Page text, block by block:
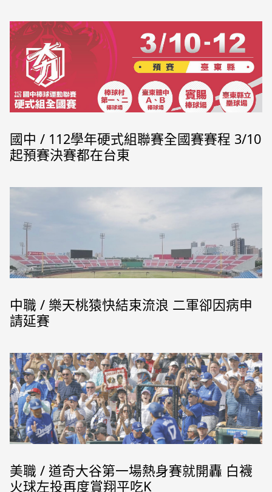
日職12球團春訓地圖 (スポニチ)
國中 / 112學年硬式組聯賽全國賽賽程 3/10
起預賽決賽都在台東
中職 / 樂天桃猿快結束流浪 二軍卻因病申
請延賽
美職 / 道奇大谷第一場熱身賽就開轟 白襪
火球左投再度賞翔平吃K